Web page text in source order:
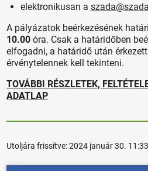
elektronikusan a
A pályázatok beérkezésének
10.00 óra. Csak a határidőben
elfogadni, a határidő után
érvénytelennek kell tekinteni.
TOVÁBBI RÉSZLETEK,
ADATLAP
Utoljára frissítve:2024 január 30. 11:33